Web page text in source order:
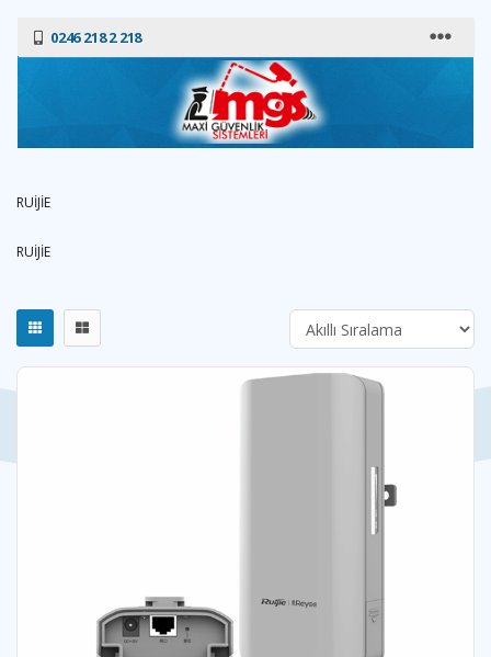
0246 218 2 218
RUİJİE
RUİJİE